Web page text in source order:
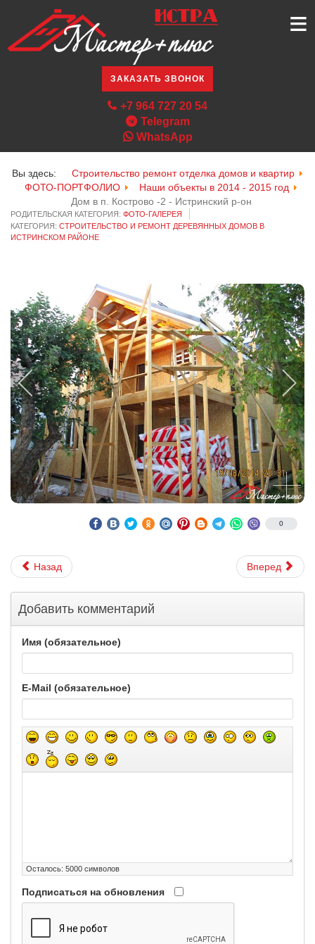
≡
ЗАКАЗАТЬ ЗВОНОК
+7 964 727 20 54
Telegram
WhatsApp
Вы здесь:
Строительство ремонт отделка домов и квартир
ФОТО-ПОРТФОЛИО
Наши объекты в 2014 - 2015 год
Дом в п. Кострово -2 - Истринский р-он
РОДИТЕЛЬСКАЯ КАТЕГОРИЯ: ФОТО-ГАЛЕРЕЯ
КАТЕГОРИЯ: СТРОИТЕЛЬСТВО И РЕМОНТ ДЕРЕВЯННЫХ ДОМОВ В
ИСТРИНСКОМ РАЙОНЕ
0
Назад Вперед
Добавить комментарий
Имя (обязательное)
E-Mail (обязательное)
Осталось: 5000 символов
Подписаться на обновления